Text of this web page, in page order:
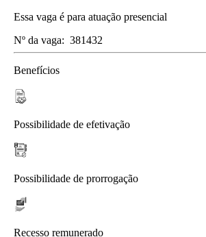
Essa vaga é para atuação presencial
Nº da vaga: 381432
Benefícios
Possibilidade de efetivação
Possibilidade de prorrogação
Recesso remunerado